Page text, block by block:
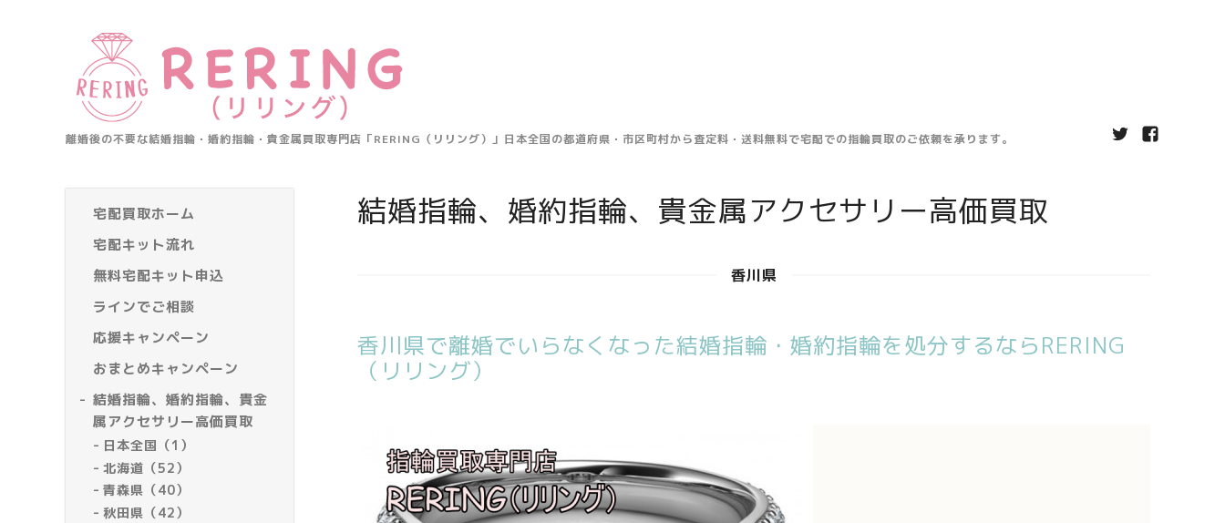
離婚後の不要な結婚指輪・婚約指輪・貴金属買取専門店「RERING（リリング）」日本全国の都道府県・市区町村から査定料・送料無料で宅配での指輪買取のご依頼を承ります。
宅配買取ホーム
宅配キット流れ
無料宅配キット申込
ラインでご相談
応援キャンペーン
おまとめキャンペーン
結婚指輪、婚約指輪、貴金
属アクセサリー高価買取
日本全国（1）
北海道（52）
青森県（40）
秋田県（42）
結婚指輪、婚約指輪、貴金属アクセサリー高価買取
香川県
香川県で離婚でいらなくなった結婚指輪・婚約指輪を処分するならRERING
（リリング）